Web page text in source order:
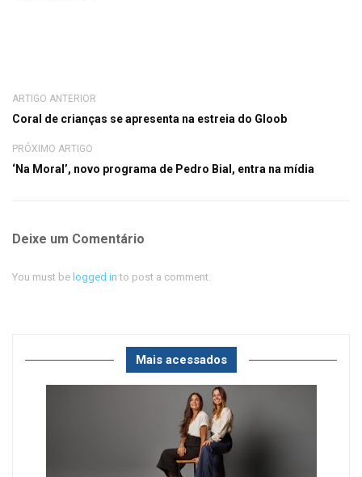
ARTIGO ANTERIOR
Coral de crianças se apresenta na estreia do Gloob
PRÓXIMO ARTIGO
‘Na Moral’, novo programa de Pedro Bial, entra na mídia
Deixe um Comentário
You must be logged in to post a comment.
Mais acessados